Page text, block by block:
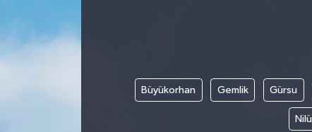
Büyükorhan Gemlik Gürsu